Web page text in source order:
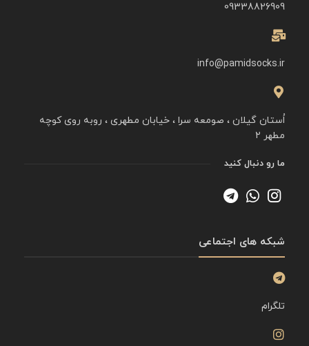
09338826909
info@pamidsocks.ir
اُستان گیلان ، صومعه سرا ، خیابان مطهری ، روبه روی کوچه
مطهر ۲
ما رو دنبال کنید
شبکه های اجتماعی
تلگرام